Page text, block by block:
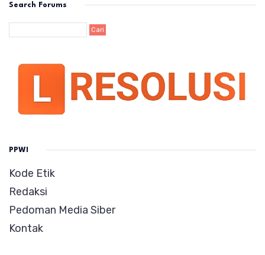
Search Forums
PPWI
Kode Etik
Redaksi
Pedoman Media Siber
Kontak